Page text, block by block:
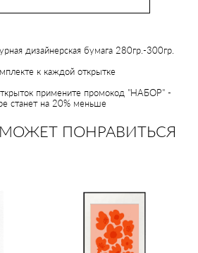
дизайнерская бумага 280гр.-300гр.
к каждой открытке
примените промокод "НАБОР" -
станет на 20% меньше
ПОНРАВИТЬСЯ